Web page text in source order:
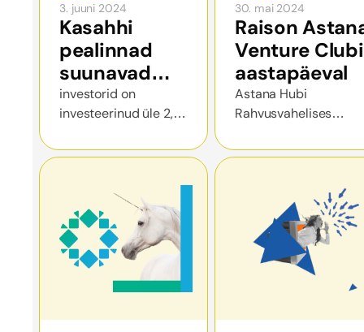
3. juuni 2024
Kasahhi
pealinnad
suunavad
kapitali
tehisintellekti
investorid on
investeerinud üle 2,5
närvivõrkude ja
koolitusvahendite
arendamisse.
30. mai 2024
Raison
Venture Clubi
aastapäeval
Astana Hubi
Rahvusvahelises
toimus pidulik